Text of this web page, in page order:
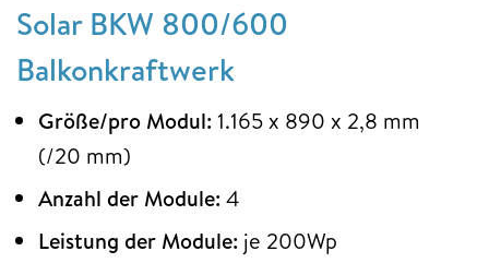
Solar BKW 800/600
Balkonkraftwerk
Größe/pro Modul: 1.165 x 890 x 2,8 mm
(/20 mm)
Anzahl der Module: 4
Leistung der Module: je 200Wp